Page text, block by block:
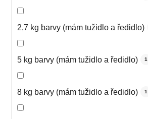
2,7 kg barvy (mám tužidlo a ředidlo)
5 kg barvy (mám tužidlo a ředidlo) 1
8 kg barvy (mám tužidlo a ředidlo) 1